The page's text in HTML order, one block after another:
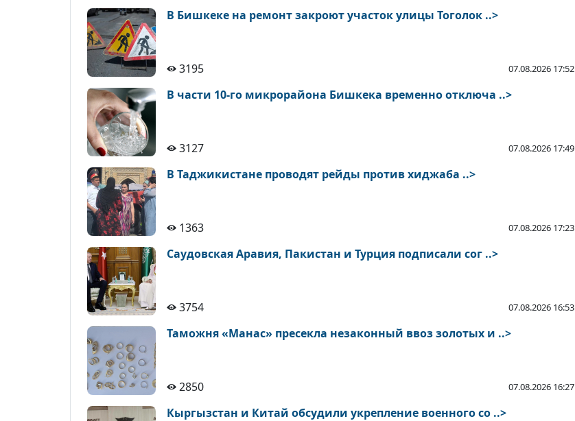
В Бишкеке на ремонт закроют участок улицы Тоголок ..>
3195 07.08.2026 17:52
В части 10-го микрорайона Бишкека временно отключа ..>
3127 07.08.2026 17:49
В Таджикистане проводят рейды против хиджаба ..>
1363 07.08.2026 17:23
Саудовская Аравия, Пакистан и Турция подписали сог ..>
3754 07.08.2026 16:53
Таможня «Манас» пресекла незаконный ввоз золотых и ..>
2850 07.08.2026 16:27
Кыргызстан и Китай обсудили укрепление военного со ..>